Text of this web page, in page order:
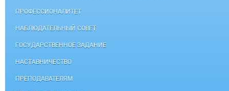
ПРОФЕССИОНАЛИТЕТ
НАБЛЮДАТЕЛЬНЫЙ СОВЕТ
ГОСУДАРСТВЕННОЕ ЗАДАНИЕ
НАСТАВНИЧЕСТВО
ПРЕПОДАВАТЕЛЯМ